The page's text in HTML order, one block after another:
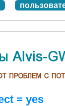
= yes